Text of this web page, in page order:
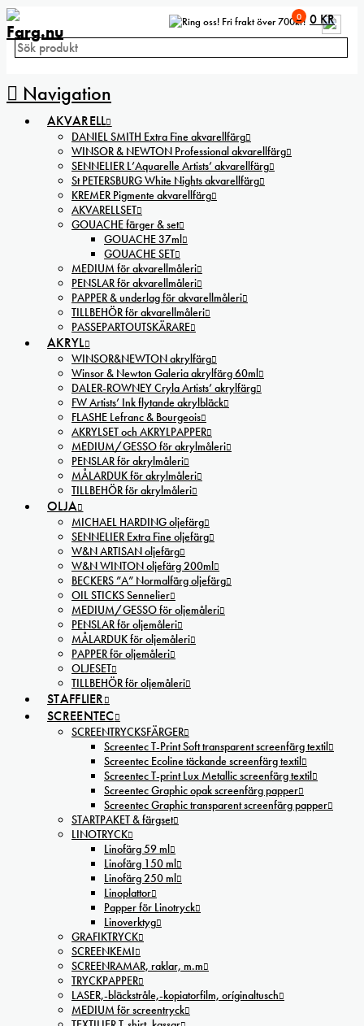
Fri frakt över 700kr!
Navigation
0 0 KR
AKVARELL
DANIEL SMITH Extra Fine akvarellfärg
WINSOR & NEWTON Professional akvarellfärg
SENNELIER L’Aquarelle Artists’ akvarellfärg
St PETERSBURG White Nights akvarellfärg
KREMER Pigmente akvarellfärg
AKVARELLSET
GOUACHE färger & set
GOUACHE 37ml
GOUACHE SET
MEDIUM för akvarellmåleri
PENSLAR för akvarellmåleri
PAPPER & underlag för akvarellmåleri
TILLBEHÖR för akvarellmåleri
PASSEPARTOUTSKÄRARE
AKRYL
WINSOR&NEWTON akrylfärg
Winsor & Newton Galeria akrylfärg 60ml
DALER-ROWNEY Cryla Artists’ akrylfärg
FW Artists’ Ink flytande akrylbläck
FLASHE Lefranc & Bourgeois
AKRYLSET och AKRYLPAPPER
MEDIUM/GESSO för akrylmåleri
PENSLAR för akrylmåleri
MÅLARDUK för akrylmåleri
TILLBEHÖR för akrylmåleri
OLJA
MICHAEL HARDING oljefärg
SENNELIER Extra Fine oljefärg
W&N ARTISAN oljefärg
W&N WINTON oljefärg 200ml
BECKERS ”A” Normalfärg oljefärg
OIL STICKS Sennelier
MEDIUM/GESSO för oljemåleri
PENSLAR för oljemåleri
MÅLARDUK för oljemåleri
PAPPER för oljemåleri
OLJESET
TILLBEHÖR för oljemåleri
STAFFLIER
SCREENTEC
SCREENTRYCKSFÄRGER
Screentec T-Print Soft transparent screenfärg textil
Screentec Ecoline täckande screenfärg textil
Screentec T-print Lux Metallic screenfärg textil
Screentec Graphic opak screenfärg papper
Screentec Graphic transparent screenfärg papper
STARTPAKET & färgset
LINOTRYCK
Linofärg 59 ml
Linofärg 150 ml
Linofärg 250 ml
Linoplattor
Papper för Linotryck
Linoverktyg
GRAFIKTRYCK
SCREENKEMI
SCREENRAMAR, raklar, m.m
TRYCKPAPPER
LASER,-bläckstråle,-kopiatorfilm, oríginaltusch
MEDIUM för screentryck